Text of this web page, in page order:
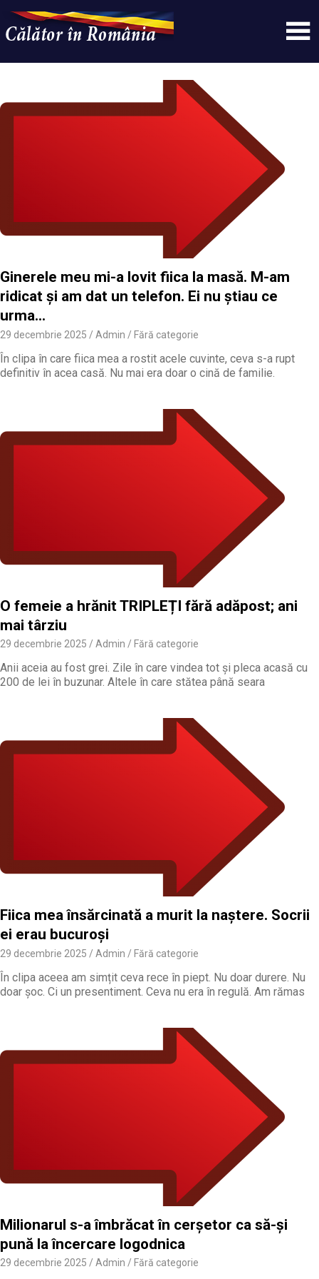
content
Calatorinromania
simplu
Ginerele meu mi-a lovit fiica la masă. M-am
ridicat și am dat un telefon. Ei nu știau ce
urma…
29 decembrie 2025 Admin Fără categorie
În clipa în care fiica mea a rostit acele cuvinte, ceva s-a rupt
definitiv în acea casă. Nu mai era doar o cină de familie.
O femeie a hrănit TRIPLEȚI fără adăpost; ani
mai târziu
29 decembrie 2025 Admin Fără categorie
Anii aceia au fost grei. Zile în care vindea tot și pleca acasă cu
200 de lei în buzunar. Altele în care stătea până seara
Fiica mea însărcinată a murit la naștere. Socrii
ei erau bucuroși
29 decembrie 2025 Admin Fără categorie
În clipa aceea am simțit ceva rece în piept. Nu doar durere. Nu
doar șoc. Ci un presentiment. Ceva nu era în regulă. Am rămas
Milionarul s-a îmbrăcat în cerșetor ca să-și
pună la încercare logodnica
29 decembrie 2025 Admin Fără categorie